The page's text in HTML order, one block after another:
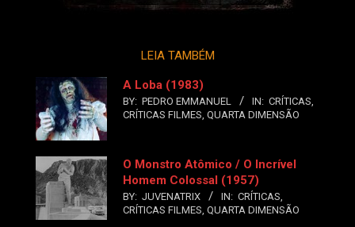
LEIA TAMBÉM
A Loba (1983)
BY: PEDRO EMMANUEL IN: CRÍTICAS
CRÍTICAS FILMES QUARTA DIMENSÃO
O Monstro Atômico / O Incrível
Homem Colossal (1957)
BY: JUVENATRIX IN: CRÍTICAS
CRÍTICAS FILMES QUARTA DIMENSÃO